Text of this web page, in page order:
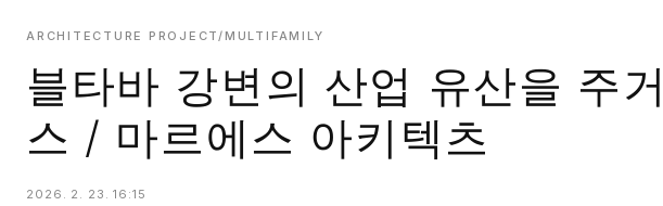
PLANS
INDEX
ARCHITECTURE PROJECT/MULTIFAMILY
블타바 강변의 산업 유산을 주
스 / 마르에스 아키텍츠
2026. 2. 23. 16:15